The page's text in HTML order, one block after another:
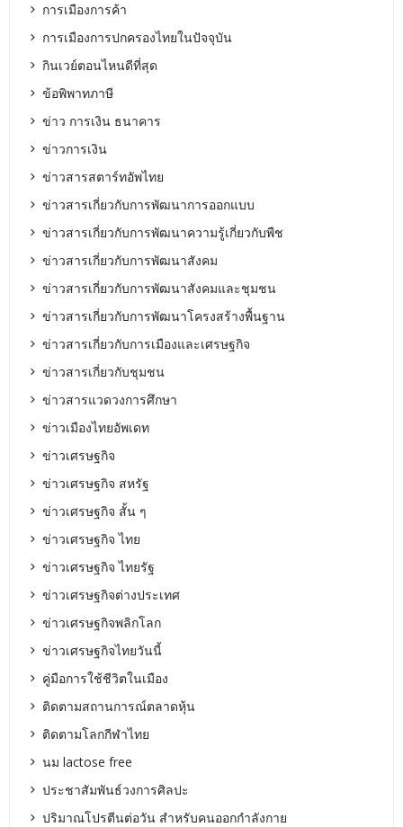
การเมืองการค้า
การเมืองการปกครองไทยในปัจจุบัน
กินเวย์ตอนไหนดีที่สุด
ข้อพิพาทภาษี
ข่าว การเงิน ธนาคาร
ข่าวการเงิน
ข่าวสารสตาร์ทอัพไทย
ข่าวสารเกี่ยวกับการพัฒนาการออกแบบ
ข่าวสารเกี่ยวกับการพัฒนาความรู้เกี่ยวกับพืช
ข่าวสารเกี่ยวกับการพัฒนาสังคม
ข่าวสารเกี่ยวกับการพัฒนาสังคมและชุมชน
ข่าวสารเกี่ยวกับการพัฒนาโครงสร้างพื้นฐาน
ข่าวสารเกี่ยวกับการเมืองและเศรษฐกิจ
ข่าวสารเกี่ยวกับชุมชน
ข่าวสารแวดวงการศึกษา
ข่าวเมืองไทยอัพเดท
ข่าวเศรษฐกิจ
ข่าวเศรษฐกิจ สหรัฐ
ข่าวเศรษฐกิจ สั้น ๆ
ข่าวเศรษฐกิจ ไทย
ข่าวเศรษฐกิจ ไทยรัฐ
ข่าวเศรษฐกิจต่างประเทศ
ข่าวเศรษฐกิจพลิกโลก
ข่าวเศรษฐกิจไทยวันนี้
คู่มือการใช้ชีวิตในเมือง
ติดตามสถานการณ์ตลาดหุ้น
ติดตามโลกกีฬาไทย
นม lactose free
ประชาสัมพันธ์วงการศิลปะ
ปริมาณโปรตีนต่อวัน สำหรับคนออกกำลังกาย